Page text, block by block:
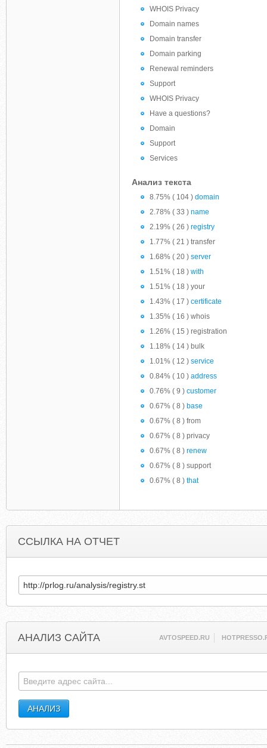
WHOIS Privacy
Domain names
Domain transfer
Domain parking
Renewal reminders
Support
WHOIS Privacy
Have a questions?
Domain
Support
Services
Анализ текста
8.75% ( 104 ) domain
2.78% ( 33 ) name
2.19% ( 26 ) registry
1.77% ( 21 ) transfer
1.68% ( 20 ) server
1.51% ( 18 ) with
1.51% ( 18 ) your
1.43% ( 17 ) certificate
1.35% ( 16 ) whois
1.26% ( 15 ) registration
1.18% ( 14 ) bulk
1.01% ( 12 ) service
0.84% ( 10 ) address
0.76% ( 9 ) customer
0.67% ( 8 ) base
0.67% ( 8 ) from
0.67% ( 8 ) privacy
0.67% ( 8 ) renew
0.67% ( 8 ) support
0.67% ( 8 ) that
ССЫЛКА НА ОТЧЕТ
АНАЛИЗ САЙТА AVTOSPEED.RU